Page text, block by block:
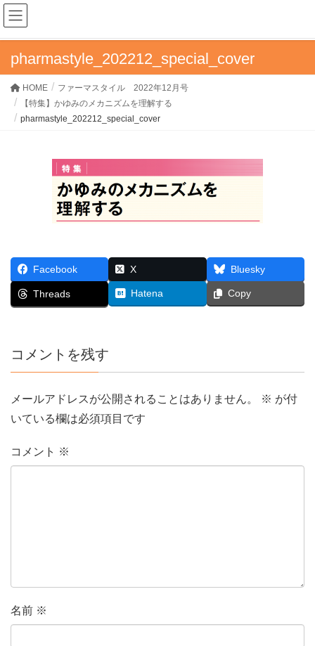
pharmastyle_202212_special_cover
HOME
ファーマスタイル 2022年12月号
【特集】かゆみのメカニズムを理解する
pharmastyle_202212_special_cover
Facebook X Bluesky
Threads Hatena Copy
コメントを残す
メールアドレスが公開されることはありません。 ※ が付
いている欄は必須項目です
コメント ※
名前 ※